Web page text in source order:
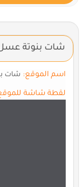
شات بنوتة عسل
اسم الموقع:شات
لقطة شاشة للموقع بتاريخ